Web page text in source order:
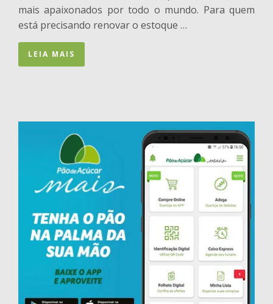
mais apaixonados por todo o mundo. Para quem
está precisando renovar o estoque …
LEIA MAIS